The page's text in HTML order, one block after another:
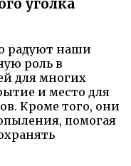
уголка
радуют наши
роль в
для многих
и место для
Кроме того, они
помогая